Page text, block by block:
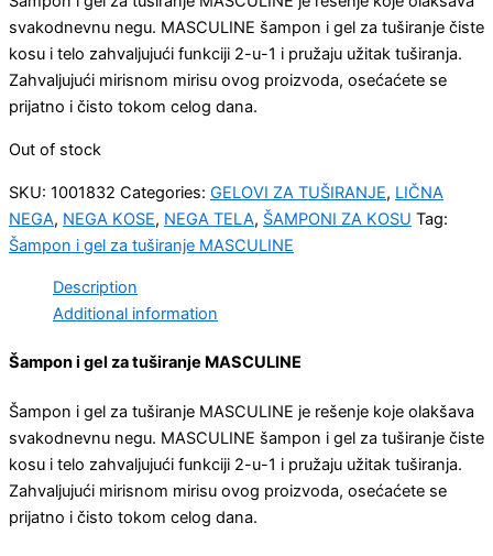
svakodnevnu negu. MASCULINE šampon i gel za tuširanje čiste
kosu i telo zahvaljujući funkciji 2-u-1 i pružaju užitak tuširanja.
Zahvaljujući mirisnom mirisu ovog proizvoda, osećaćete se
prijatno i čisto tokom celog dana.
Out of stock
SKU: 1001832 Categories: GELOVI ZA TUŠIRANJE, LIČNA
NEGA, NEGA KOSE, NEGA TELA, ŠAMPONI ZA KOSU Tag:
Šampon i gel za tuširanje MASCULINE
Description
Additional information
Šampon i gel za tuširanje MASCULINE
Šampon i gel za tuširanje MASCULINE je rešenje koje olakšava
svakodnevnu negu. MASCULINE šampon i gel za tuširanje čiste
kosu i telo zahvaljujući funkciji 2-u-1 i pružaju užitak tuširanja.
Zahvaljujući mirisnom mirisu ovog proizvoda, osećaćete se
prijatno i čisto tokom celog dana.